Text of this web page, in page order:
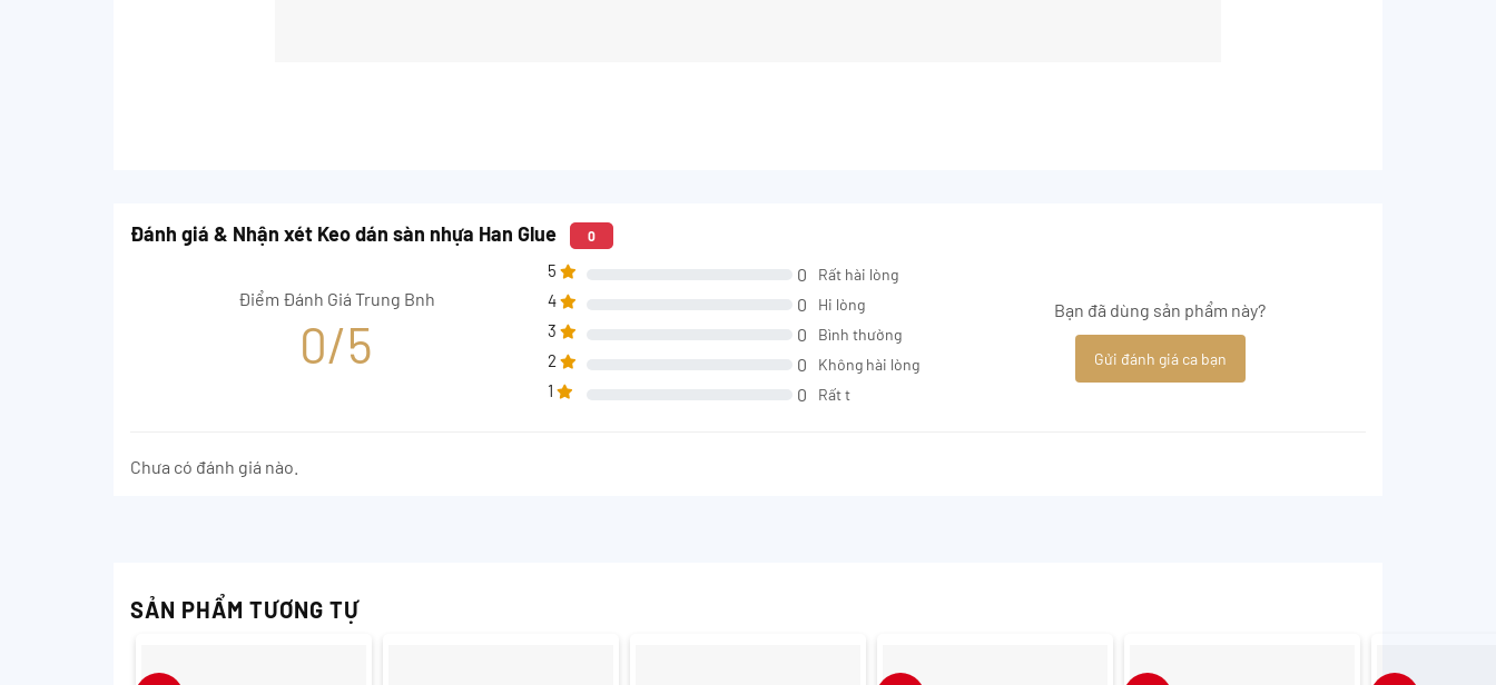
Đánh giá & Nhận xét Keo dán sàn nhựa Han Glue 0
Điểm Đánh Giá Trung Bnh
0/5
5 0 Rất hài lòng
4 0 Hi lòng
3 0 Bình thường
2 0 Không hài lòng
1 0 Rất t
Bạn đã dùng sản phẩm này?
Gửi đánh giá ca bạn
Chưa có đánh giá nào.
SẢN PHẨM TƯƠNG TỰ